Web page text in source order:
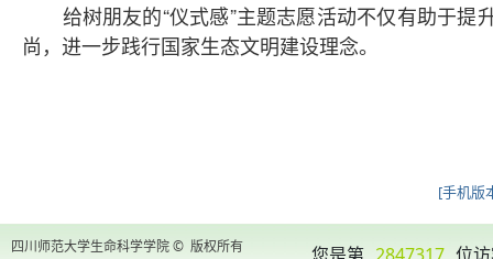
给树朋友的“仪式感”主题志愿活动不仅有助于提
尚，进一步践行国家生态文明建设理念。
[手机版
四川师范大学生命科学学院 © 版权所有